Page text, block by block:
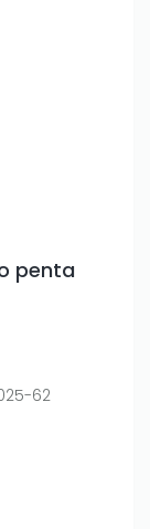
penta
62